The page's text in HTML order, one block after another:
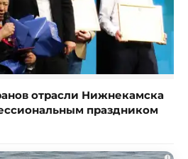
отрасли Нижнекамска
праздником
i